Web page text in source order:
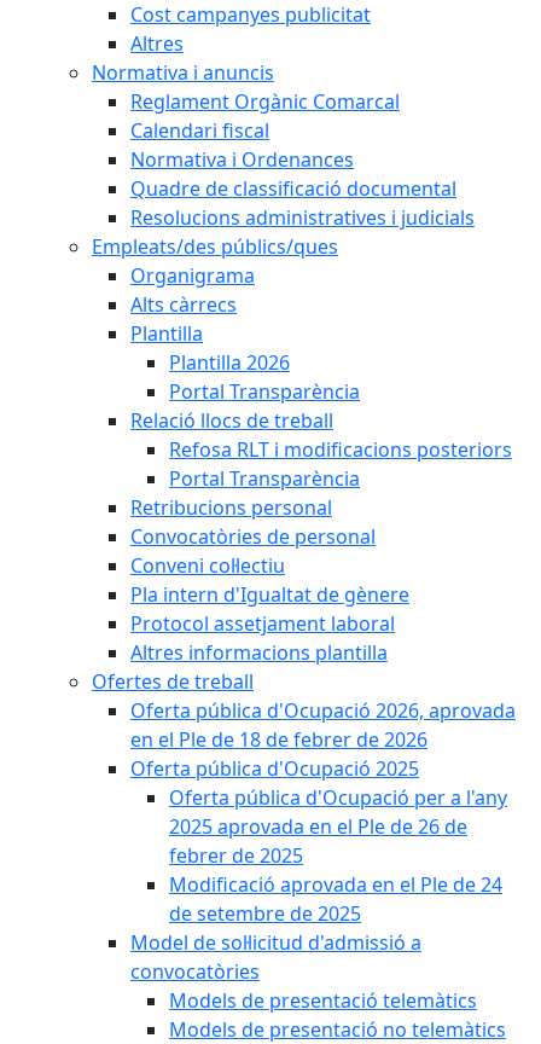
Cost campanyes publicitat
Altres
Normativa i anuncis
Reglament Orgànic Comarcal
Calendari fiscal
Normativa i Ordenances
Quadre de classificació documental
Resolucions administratives i judicials
Empleats/des públics/ques
Organigrama
Alts càrrecs
Plantilla
Plantilla 2026
Portal Transparència
Relació llocs de treball
Refosa RLT i modificacions posteriors
Portal Transparència
Retribucions personal
Convocatòries de personal
Conveni col·lectiu
Pla intern d'Igualtat de gènere
Protocol assetjament laboral
Altres informacions plantilla
Ofertes de treball
Oferta pública d'Ocupació 2026, aprovada
en el Ple de 18 de febrer de 2026
Oferta pública d'Ocupació 2025
Oferta pública d'Ocupació per a l'any
2025 aprovada en el Ple de 26 de
febrer de 2025
Modificació aprovada en el Ple de 24
de setembre de 2025
Model de sol·licitud d'admissió a
convocatòries
Models de presentació telemàtics
Models de presentació no telemàtics